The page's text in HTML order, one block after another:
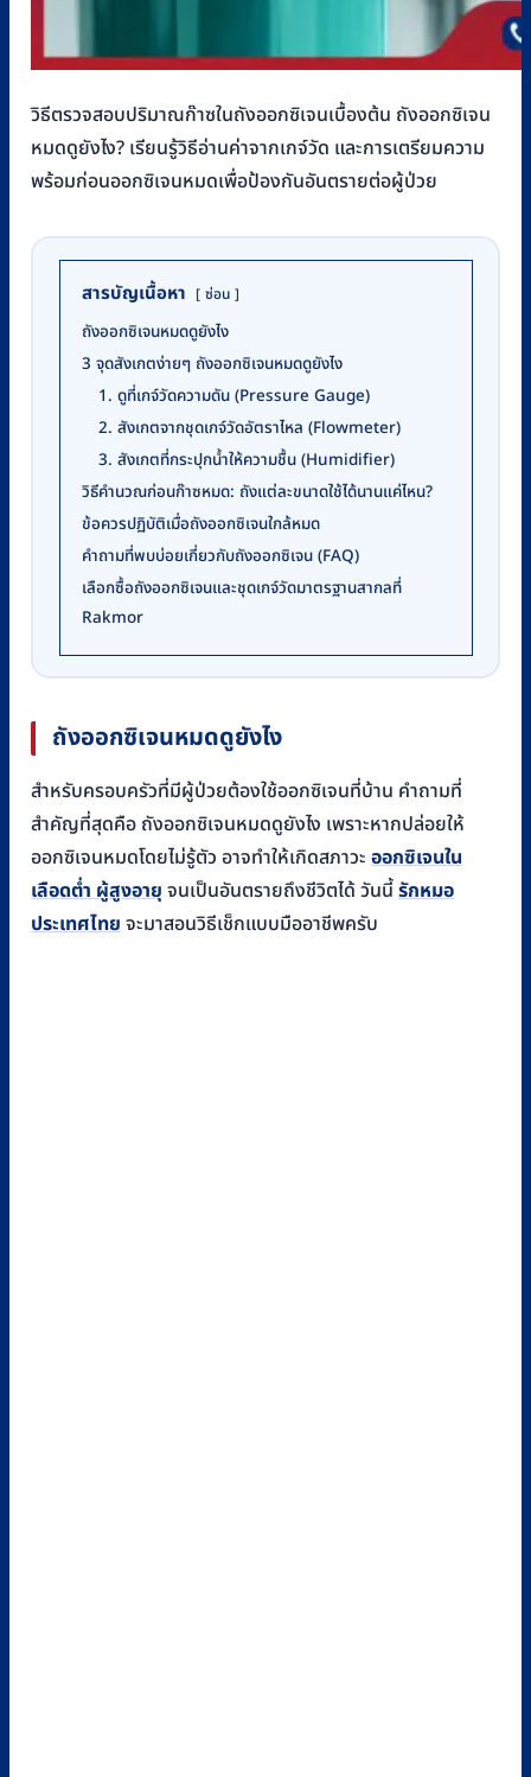
วิธีตรวจสอบปริมาณก๊าซในถังออกซิเจนเบื้องต้น ถังออกซิเจน
หมดดูยังไง? เรียนรู้วิธีอ่านค่าจากเกจ์วัด และการเตรียมความ
พร้อมก่อนออกซิเจนหมดเพื่อป้องกันอันตรายต่อผู้ป่วย
สารบัญเนื้อหา ซ่อน
ถังออกซิเจนหมดดูยังไง
3 จุดสังเกตง่ายๆ ถังออกซิเจนหมดดูยังไง
1. ดูที่เกจ์วัดความดัน (Pressure Gauge)
2. สังเกตจากชุดเกจ์วัดอัตราไหล (Flowmeter)
3. สังเกตที่กระปุกน้ำให้ความชื้น (Humidifier)
วิธีคำนวณก่อนก๊าซหมด: ถังแต่ละขนาดใช้ได้นานแค่ไหน?
ข้อควรปฏิบัติเมื่อถังออกซิเจนใกล้หมด
คำถามที่พบบ่อยเกี่ยวกับถังออกซิเจน (FAQ)
เลือกซื้อถังออกซิเจนและชุดเกจ์วัดมาตรฐานสากลที่
Rakmor
ถังออกซิเจนหมดดูยังไง
สำหรับครอบครัวที่มีผู้ป่วยต้องใช้ออกซิเจนที่บ้าน คำถามที่
สำคัญที่สุดคือ ถังออกซิเจนหมดดูยังไง เพราะหากปล่อยให้
ออกซิเจนหมดโดยไม่รู้ตัว อาจทำให้เกิดสภาวะ ออกซิเจนใน
เลือดต่ำ ผู้สูงอายุ จนเป็นอันตรายถึงชีวิตได้ วันนี้รักหมอ
ประเทศไทยจะมาสอนวิธีเช็กแบบมืออาชีพครับ